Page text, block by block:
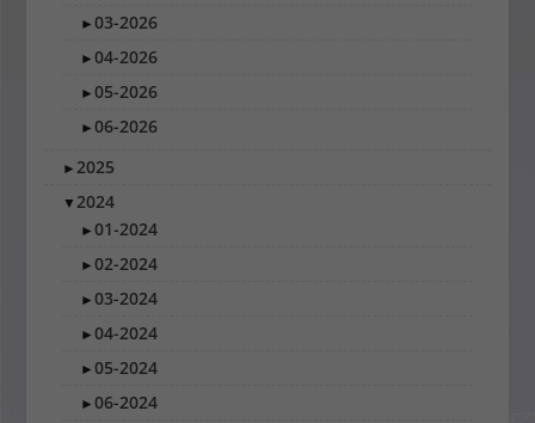
►03-2026
►04-2026
►05-2026
►06-2026
►2025
▼2024
►01-2024
►02-2024
►03-2024
►04-2024
►05-2024
►06-2024